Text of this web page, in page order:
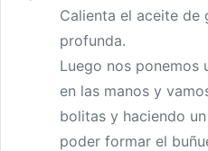
Calienta el aceite de
profunda.
Luego nos ponemos
en las manos y
bolitas y haciendo
poder formar el